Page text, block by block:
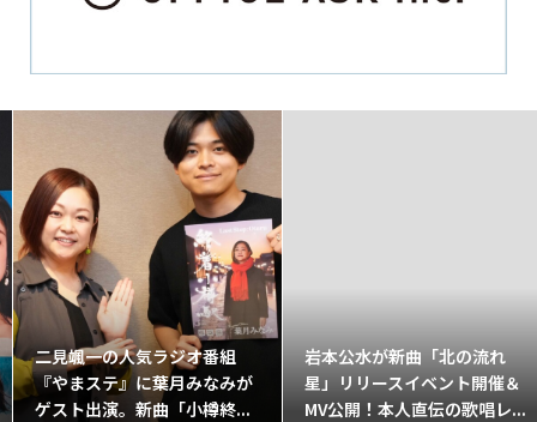
二見颯一の人気ラジオ番組
『やまステ』に葉月みなみが
ゲスト出演。新曲「小樽終...
岩本公水が新曲「北の流れ
星」リリースイベント開催＆
MV公開！本人直伝の歌唱レ...